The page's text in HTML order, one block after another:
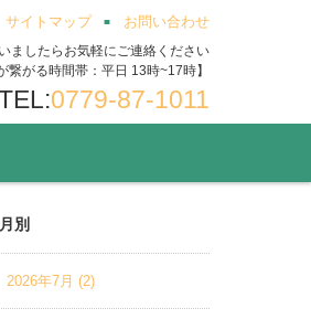
サイトマップ お問い合わせ
ましたらお気軽にご連絡ください
繋がる時間帯：平日 13時~17時】
0779-87-1011
月別
2026年7月(2)